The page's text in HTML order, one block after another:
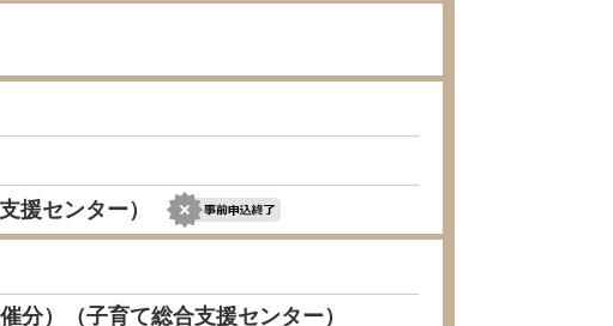
援センター）
）（子育て総合支援センター）